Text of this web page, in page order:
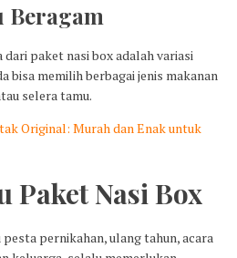
Beragam
paket nasi box adalah variasi
bisa memilih berbagai jenis makanan
selera tamu.
Original: Murah dan Enak untuk
Paket Nasi Box
pernikahan, ulang tahun, acara